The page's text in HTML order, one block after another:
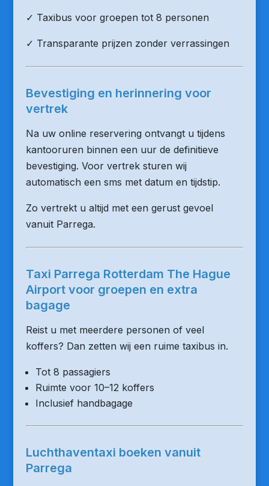
✓ Taxibus voor groepen tot 8 personen
✓ Transparante prijzen zonder verrassingen
Bevestiging en herinnering voor
vertrek
Na uw online reservering ontvangt u tijdens
kantooruren binnen een uur de definitieve
bevestiging. Voor vertrek sturen wij
automatisch een sms met datum en tijdstip.
Zo vertrekt u altijd met een gerust gevoel
vanuit Parrega.
Taxi Parrega Rotterdam The Hague
Airport voor groepen en extra
bagage
Reist u met meerdere personen of veel
koffers? Dan zetten wij een ruime taxibus in.
Tot 8 passagiers
Ruimte voor 10–12 koffers
Inclusief handbagage
Luchthaventaxi boeken vanuit
Parrega